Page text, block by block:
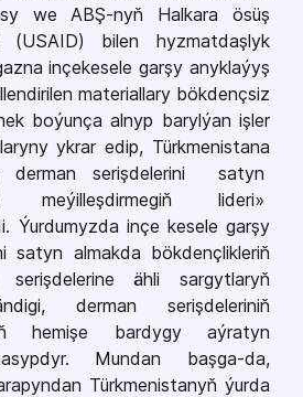
we ABŞ­-nyň Hal­kara ösüş
(USA­ID) bilen hyzmatdaşlyk
inçekesele gar­şy anyklaýyş
materiallary bökdençsiz
boýunça alnyp barylýan işler
ykrar edip, Türkme­nistana
derman serişdelerini satyn
lideri»
Ýurdumyzda inçe­ kesele garşy
satyn almakda bökdençlikleriň
ähli sargytlaryň
derman serişdeleriniň
hemişe bardygy aýratyn
Mundan başga­-da,
Türkmenistanyň ýurda